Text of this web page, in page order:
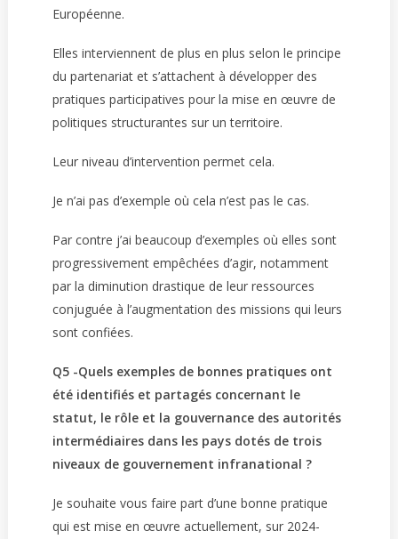
Européenne.
Elles interviennent de plus en plus selon le principe
du partenariat et s’attachent à développer des
pratiques participatives pour la mise en œuvre de
politiques structurantes sur un territoire.
Leur niveau d’intervention permet cela.
Je n’ai pas d’exemple où cela n’est pas le cas.
Par contre j’ai beaucoup d’exemples où elles sont
progressivement empêchées d’agir, notamment
par la diminution drastique de leur ressources
conjuguée à l’augmentation des missions qui leurs
sont confiées.
Q5 -Quels exemples de bonnes pratiques ont
été identifiés et partagés concernant le
statut, le rôle et la gouvernance des autorités
intermédiaires dans les pays dotés de trois
niveaux de gouvernement infranational ?
Je souhaite vous faire part d’une bonne pratique
qui est mise en œuvre actuellement, sur 2024-